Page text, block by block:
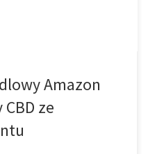
Amazon
ze